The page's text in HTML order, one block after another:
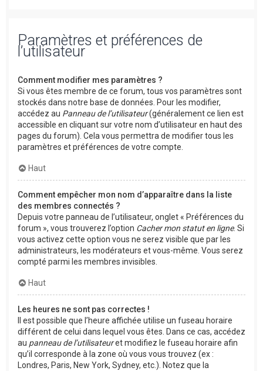
Paramètres et préférences de
l’utilisateur
Comment modifier mes paramètres ?
Si vous êtes membre de ce forum, tous vos paramètres sont
stockés dans notre base de données. Pour les modifier,
accédez au Panneau de l’utilisateur(généralement ce lien est
accessible en cliquant sur votre nom d’utilisateur en haut des
pages du forum). Cela vous permettra de modifier tous les
paramètres et préférences de votre compte.
Haut
Comment empêcher mon nom d’apparaître dans la liste
des membres connectés ?
Depuis votre panneau de l’utilisateur, onglet « Préférences du
forum », vous trouverez l’option Cacher mon statut en ligne. Si
vous activez cette option vous ne serez visible que par les
administrateurs, les modérateurs et vous-même. Vous serez
compté parmi les membres invisibles.
Haut
Les heures ne sont pas correctes !
Il est possible que l’heure affichée utilise un fuseau horaire
différent de celui dans lequel vous êtes. Dans ce cas, accédez
au panneau de l’utilisateuret modifiez le fuseau horaire afin
qu’il corresponde à la zone où vous vous trouvez (ex :
Londres, Paris, New York, Sydney, etc.). Notez que la